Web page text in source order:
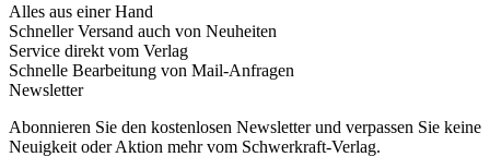
Alles aus einer Hand
Schneller Versand auch von Neuheiten
Service direkt vom Verlag
Schnelle Bearbeitung von Mail-Anfragen
Newsletter
Abonnieren Sie den kostenlosen Newsletter und verpassen Sie keine
Neuigkeit oder Aktion mehr vom Schwerkraft-Verlag.